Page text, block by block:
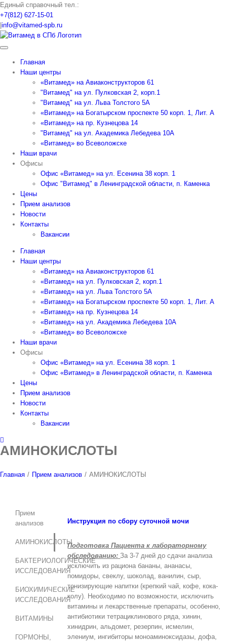
Skip
to
content
Единый справочный тел.:
+7(812) 627-15-01
info@vitamed-spb.ru
Главная
Наши центры
«Витамед» на Авиаконструкторов 61
"Витамед" на ул. Пулковская 2, корп.1
"Витамед" на ул. Льва Толстого 5А
«Витамед» на Богатырском проспекте 50 корп. 1, Лит. А
«Витамед» на пр. Кузнецова 14
"Витамед" на ул. Академика Лебедева 10А
«Витамед» во Всеволожске
Наши врачи
Офисы
Офис «Витамед» на ул. Есенина 38 корп. 1
Офис "Витамед" в Ленинградской области, п. Каменка
Цены
Прием анализов
Новости
Контакты
Вакансии
Главная
Наши центры
«Витамед» на Авиаконструкторов 61
«Витамед» на ул. Пулковская 2, корп.1
«Витамед» на ул. Льва Толстого 5А
«Витамед» на Богатырском проспекте 50 корп. 1, Лит. А
«Витамед» на пр. Кузнецова 14
«Витамед» на ул. Академика Лебедева 10А
«Витамед» во Всеволожске
Наши врачи
Офисы
Офис «Витамед» на ул. Есенина 38 корп. 1
Офис «Витамед» в Ленинградской области, п. Каменка
Цены
Прием анализов
Новости
Контакты
Вакансии
АМИНОКИСЛОТЫ
Главная / Прием анализов / АМИНОКИСЛОТЫ
Инструкция по сбору суточной мочи
Подготовка Пациента к лабораторному
обследованию:За 3-7 дней до сдачи анализа
исключить из рациона бананы, ананасы,
помидоры, свеклу, шоколад, ванилин, сыр,
тонизирующие напитки (крепкий чай, кофе, кока-
колу). Необходимо по возможности, исключить
витамины и лекарственные препараты, особенно,
антибиотики тетрациклинового ряда, хинин,
хинидрин, альдомет, резерпин, исмелин,
элениум, ингибиторы моноаминоксидазы, дофа,
Прием
анализов
АМИНОКИСЛОТЫ
БАКТЕРИОЛОГИЧЕСКИЕ
ИССЛЕДОВАНИЯ
БИОХИМИЧЕСКИЕ
ИССЛЕДОВАНИЯ
ВИТАМИНЫ
ГОРМОНЫ,